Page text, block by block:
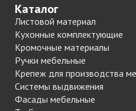
Каталог
Листовой материал
Кухонные комплектующие
Кромочные материалы
Ручки мебельные
Крепеж для производства
Системы выдвижения
Фасады мебельные